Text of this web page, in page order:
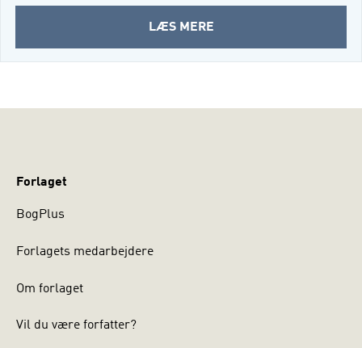
LÆS MEREOM
STRATEGISK
MEDLEDELSE
Forlaget
BogPlus
Forlagets medarbejdere
Om forlaget
Vil du være forfatter?